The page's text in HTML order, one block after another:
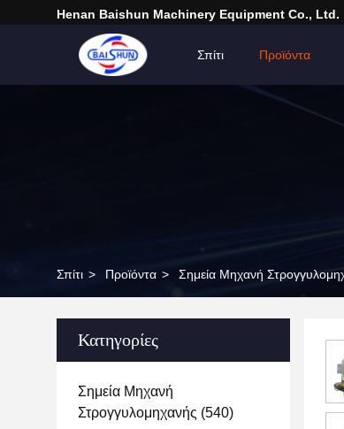
Henan Baishun Machinery Equipment Co., Ltd.
Σπίτι Προϊόντα
Σπίτι > Προϊόντα > Σημεία Μηχανή
Κατηγορίες
Σημεία Μηχανή
Στρογγυλομηχανής (540)